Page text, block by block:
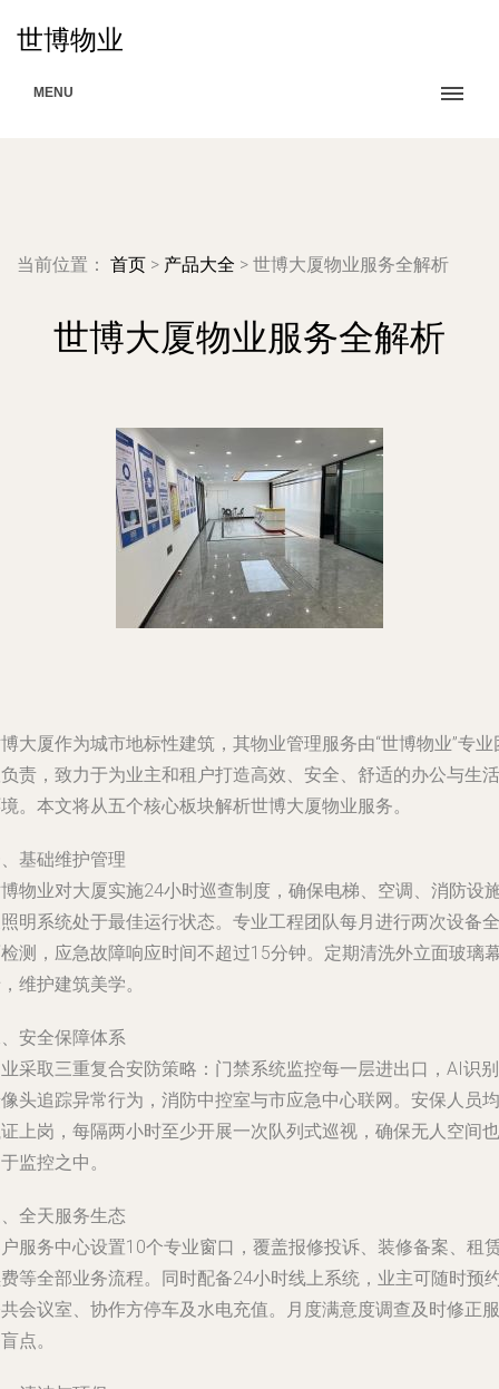
世博物业
MENU
当前位置： 首页 > 产品大全 > 世博大厦物业服务全解析
世博大厦物业服务全解析
大厦作为城市地标性建筑，其物业管理服务由“世博物业”专业
责，致力于为业主和租户打造高效、安全、舒适的办公与生活
。本文将从五个核心板块解析世博大厦物业服务。
基础维护管理
物业对大厦实施24小时巡查制度，确保电梯、空调、消防设
明系统处于最佳运行状态。专业工程团队每月进行两次设备全
测，应急故障响应时间不超过15分钟。定期清洗外立面玻璃
维护建筑美学。
安全保障体系
采取三重复合安防策略：门禁系统监控每一层进出口，AI识别
头追踪异常行为，消防中控室与市应急中心联网。安保人员均
上岗，每隔两小时至少开展一次队列式巡视，确保无人空间也
监控之中。
全天服务生态
服务中心设置10个专业窗口，覆盖报修投诉、装修备案、租
等全部业务流程。同时配备24小时线上系统，业主可随时预
会议室、协作方停车及水电充值。月度满意度调查及时修正服
点。